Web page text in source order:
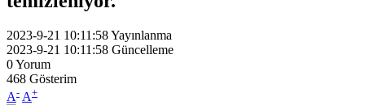
2023-9-21 10:11:58Yayınlanma
2023-9-21 10:11:58 Güncelleme
0Yorum
468 Gösterim
A- A+